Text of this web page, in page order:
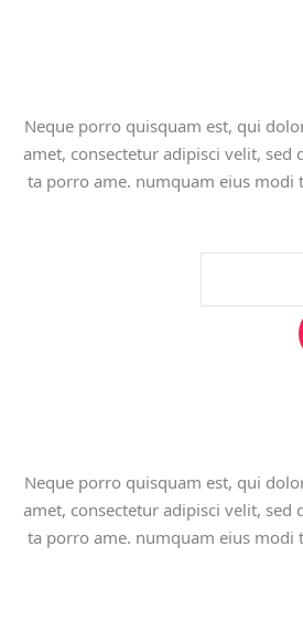
Neque porro quisquam est, qui
amet, consectetur adipisci velit, sed
ta porro ame. numquam eius modi
Neque porro quisquam est, qui
amet, consectetur adipisci velit, sed
ta porro ame. numquam eius modi